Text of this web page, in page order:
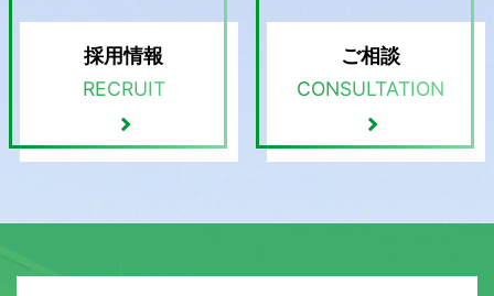
採用情報
RECRUIT
ご相談
CONSULTATION